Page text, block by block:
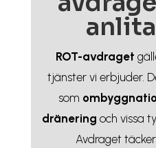
ROT-avdraget
tjänster vi erbjuder.
som
dränering och vissa
Avdraget